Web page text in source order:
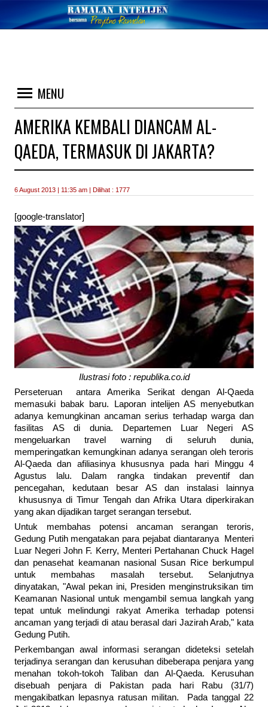
MENU
AMERIKA KEMBALI DIANCAM AL-
QAEDA, TERMASUK DI JAKARTA?
6 August 2013 | 11:35 am | Dilihat : 1777
[google-translator]
Ilustrasi foto : republika.co.id
Perseteruan antara Amerika Serikat dengan Al-Qaeda
memasuki babak baru. Laporan intelijen AS menyebutkan
adanya kemungkinan ancaman serius terhadap warga dan
fasilitas AS di dunia. Departemen Luar Negeri AS
mengeluarkan travel warning di seluruh dunia,
memperingatkan kemungkinan adanya serangan oleh teroris
Al-Qaeda dan afiliasinya khususnya pada hari Minggu 4
Agustus lalu. Dalam rangka tindakan preventif dan
pencegahan, kedutaan besar AS dan instalasi lainnya
khususnya di Timur Tengah dan Afrika Utara diperkirakan
yang akan dijadikan target serangan tersebut.
Untuk membahas potensi ancaman serangan teroris,
Gedung Putih mengatakan para pejabat diantaranya Menteri
Luar Negeri John F. Kerry, Menteri Pertahanan Chuck Hagel
dan penasehat keamanan nasional Susan Rice berkumpul
untuk membahas masalah tersebut. Selanjutnya
dinyatakan, "Awal pekan ini, Presiden menginstruksikan tim
Keamanan Nasional untuk mengambil semua langkah yang
tepat untuk melindungi rakyat Amerika terhadap potensi
ancaman yang terjadi di atau berasal dari Jazirah Arab," kata
Gedung Putih.
Perkembangan awal informasi serangan dideteksi setelah
terjadinya serangan dan kerusuhan dibeberapa penjara yang
menahan tokoh-tokoh Taliban dan Al-Qaeda. Kerusuhan
disebuah penjara di Pakistan pada hari Rabu (31/7)
mengakibatkan lepasnya ratusan militan. Pada tanggal 22